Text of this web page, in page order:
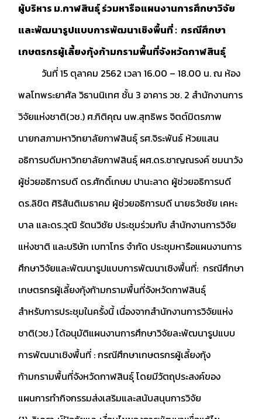
ผู้บริหาร ม.กาฬสินธุ์ ร่วมหารือแผนงานการศึกษาวิจัย
และพัฒนารูปแบบการพัฒนาเชิงพื้นที่ : กรณีศึกษา
เกษตรกรผู้เลี้ยงกุ้งก้ามกรามพื้นที่จังหวัดกาฬสินธุ์
วันที่ 15 ตุลาคม 2562 เวลา 16.00 – 18.00 น. ณ ห้อง
พลโทพระยาศัล วิธานนิเทศ ชั้น 3 อาคาร วช. 2 สำนักงานการ
วิจัยแห่งชาติ(วช.) ศ.กิติคุณ นพ.สุทธิพร จิตต์มิตรภาพ
นายกสภามหาวิทยาลัยกาฬสินธุ์ รศ.จิระพันธ์ ห้วยแสน
อธิการบดีมหาวิทยาลัยกาฬสินธุ์ ผศ.ดร.ชาญณรงค์ ชมนาวัง
ผู้ช่วยอธิการบดี ดร.ศักดิ์เกษม ปานะลาด ผู้ช่วยอธิการบดี
ดร.ลิขิต ศิริสันติเมธาคม ผู้ช่วยอธิการบดี นายธวัชชัย เคหะ
บาล และดร.วุฒิ รัตนวิชัย ประชุมร่วมกับ สำนักงานการวิจัย
แห่งชาติ และบริษัท เบทาโกร จำกัด ประชุมหารือแผนงานการ
ศึกษาวิจัยและพัฒนารูปแบบการพัฒนาเชิงพื้นที่: กรณีศึกษา
เกษตรกรผู้เลี้ยงกุ้งก้ามกรามพื้นที่จังหวัดกาฬสินธุ์
สำหรับการประชุมในครั้งนี้ เนื่องจากสำนักงานการวิจัยแห่ง
ชาติ(วช.) ได้อนุมัติแผนงานการศึกษาวิจัยละพัฒนารูปแบบ
การพัฒนาเชิงพื้นที่ : กรณีศึกษาเกษตรกรผู้เลี้ยงกุ้ง
ก้ามกรามพื้นที่จังหวัดกาฬสินธุ์ โดยมีวัตถุประสงค์ของ
แผนการทำกิจกรรมส่งเสริมและสนับสนุนการวิจัย